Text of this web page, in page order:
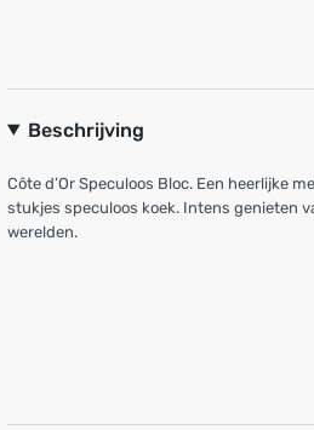
Beschrijving
Côte d’Or Speculoos Bloc. Een heerlijke
stukjes speculoos koek. Intens genieten
werelden.